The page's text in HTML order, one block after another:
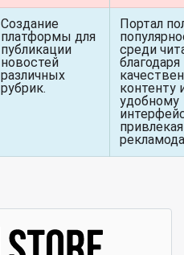
Создание
платформы для
публикации
новостей
различных
рубрик.
Портал
среди
благодаря
контенту
удобному
привлекая